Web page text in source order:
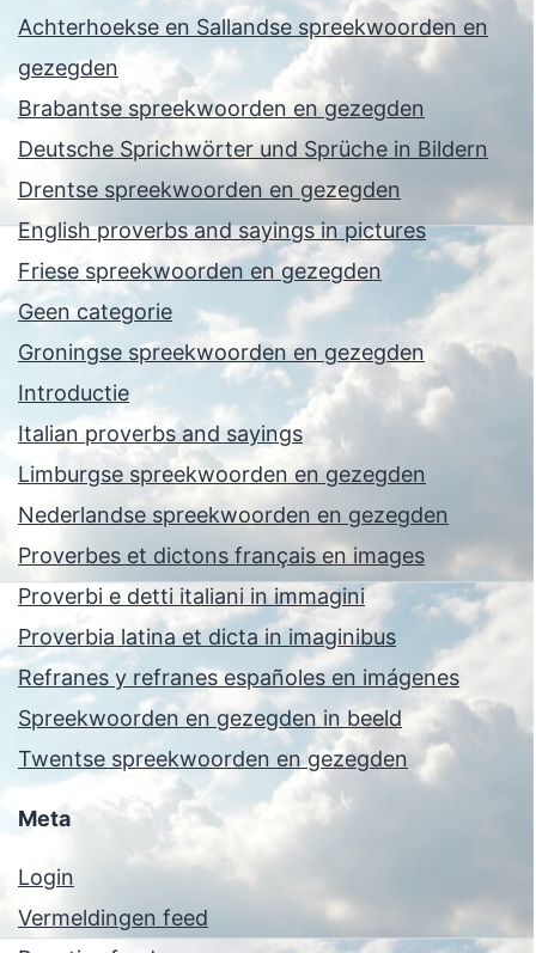
Achterhoekse en Sallandse spreekwoorden en
gezegden
Brabantse spreekwoorden en gezegden
Deutsche Sprichwörter und Sprüche in Bildern
Drentse spreekwoorden en gezegden
English proverbs and sayings in pictures
Friese spreekwoorden en gezegden
Geen categorie
Groningse spreekwoorden en gezegden
Introductie
Italian proverbs and sayings
Limburgse spreekwoorden en gezegden
Nederlandse spreekwoorden en gezegden
Proverbes et dictons français en images
Proverbi e detti italiani in immagini
Proverbia latina et dicta in imaginibus
Refranes y refranes españoles en imágenes
Spreekwoorden en gezegden in beeld
Twentse spreekwoorden en gezegden
Meta
Login
Vermeldingen feed